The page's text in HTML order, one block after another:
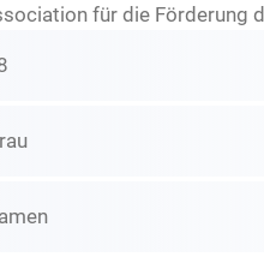
für die Förderung